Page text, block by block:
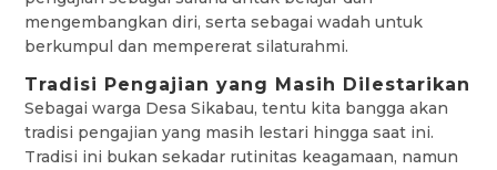
mengembangkan diri, serta sebagai wadah untuk
berkumpul dan mempererat silaturahmi.
Tradisi Pengajian yang Masih Dilestarikan
Sebagai warga Desa Sikabau, tentu kita bangga akan
tradisi pengajian yang masih lestari hingga saat ini.
Tradisi ini bukan sekadar rutinitas keagamaan, namun